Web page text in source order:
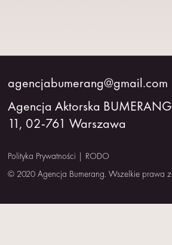
WSPÓŁPRACA
O
NAS
agencjabumerang@gmail.com
Agencja Aktorska
11, 02-761 Warszawa
Polityka Prywatności | RODO
© 2020 Agencja Bumerang. Wszelkie prawa